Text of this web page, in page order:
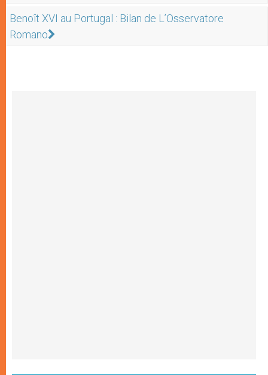
Benoît XVI au Portugal : Bilan de L’Osservatore
Romano